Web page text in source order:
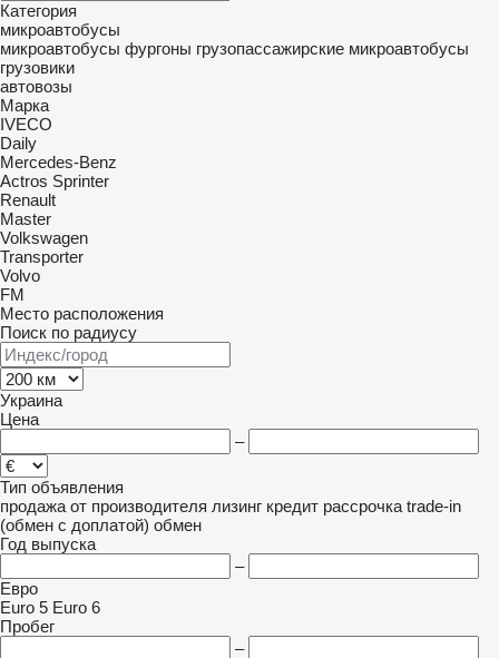
Категория
микроавтобусы
микроавтобусы фургоны грузопассажирские микроавтобусы
грузовики
автовозы
Марка
IVECO
Daily
Mercedes-Benz
Actros Sprinter
Renault
Master
Volkswagen
Transporter
Volvo
FM
Место расположения
Поиск по радиусу
Украина
Цена
–
Тип объявления
продажа от производителя лизинг кредит рассрочка trade-in
(обмен с доплатой) обмен
Год выпуска
–
Евро
Euro 5 Euro 6
Пробег
–